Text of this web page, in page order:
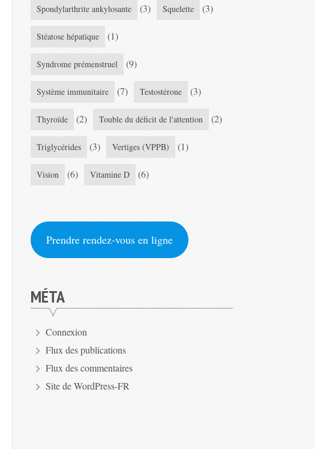
Spondylarthrite ankylosante (3) Squelette (3)
Stéatose hépatique (1)
Syndrome prémenstruel (9)
Système immunitaire (7) Testostérone (3)
Thyroïde (2) Touble du déficit de l'attention (2)
Triglycérides (3) Vertiges (VPPB) (1)
Vision (6) Vitamine D (6)
Prendre rendez-vous en ligne
MÉTA
Connexion
Flux des publications
Flux des commentaires
Site de WordPress-FR